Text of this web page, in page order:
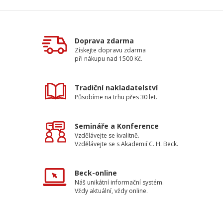
Doprava zdarma
Získejte dopravu zdarma
při nákupu nad 1500 Kč.
Tradiční nakladatelství
Působíme na trhu přes 30 let.
Semináře a Konference
Vzdělávejte se kvalitně.
Vzdělávejte se s Akademií C. H. Beck.
Beck-online
Náš unikátní informační systém.
Vždy aktuální, vždy online.